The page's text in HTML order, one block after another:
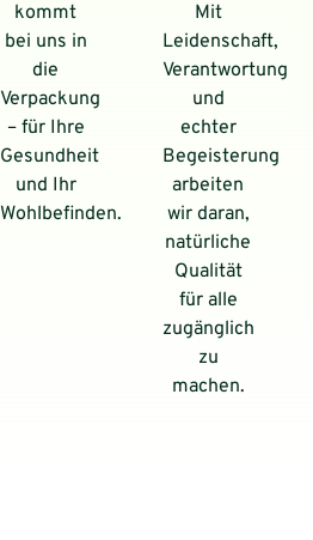
kommt
bei uns in
die
Verpackung
– für Ihre
Gesundheit
und Ihr
Wohlbefinden.
Mit
Leidenschaft,
Verantwortung
und
echter
Begeisterung
arbeiten
wir daran,
natürliche
Qualität
für alle
zugänglich
zu
machen.